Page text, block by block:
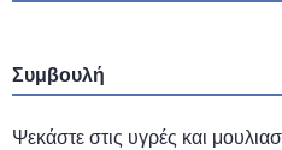
Συμβουλή
Ψεκάστε στις υγρές και